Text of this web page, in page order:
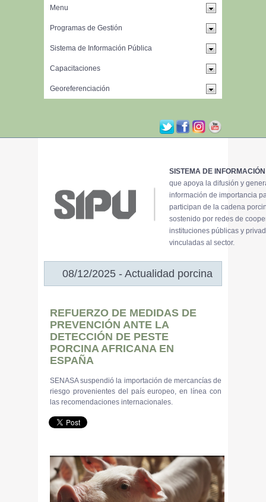
SISTEMA DE
que apoya la difusión y
información de importancia
participan de la cadena
sostenido por redes de
instituciones públicas y
vinculadas al sector.
08/12/2025 - Actualidad porcina
REFUERZO DE MEDIDAS DE
PREVENCIÓN ANTE LA
DETECCIÓN DE PESTE
PORCINA AFRICANA EN
ESPAÑA
SENASA suspendió la importación de mercancías de
riesgo provenientes del país europeo, en línea con
las recomendaciones internacionales.